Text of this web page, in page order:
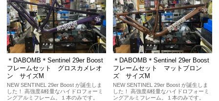
＊DABOMB＊Sentinel 29er Boost
フレームセット グロスカメレオ
ン サイズM
NEW SENTINEL 29er Boost が誕生しま
した！ 高強度&軽量なハイドロフォーミ
ングアルミフレーム。１本のみです。
＊DABOMB＊Sentinel 29er Boost
フレームセット マットブロン
ズ サイズM
NEW SENTINEL 29er Boost が誕生しま
した！ 高強度&軽量なハイドロフォーミ
ングアルミフレーム。１本のみです。